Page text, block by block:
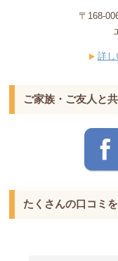
〒168-
詳し
ご家族・ご友人と
たくさんの口コミ